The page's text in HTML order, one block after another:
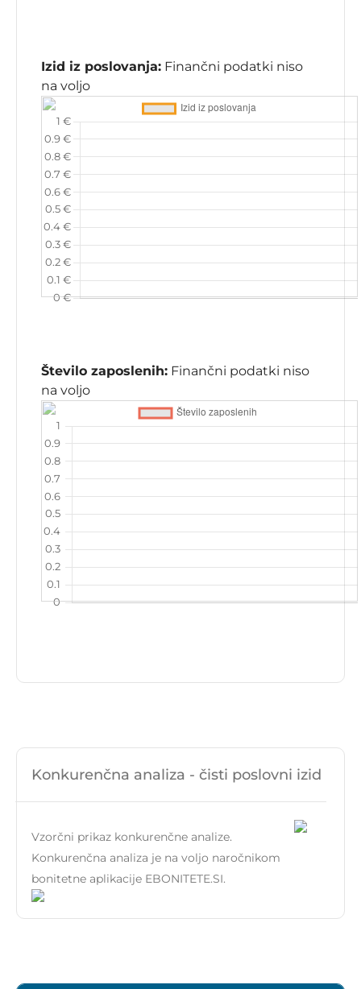
Izid iz poslovanja: Finančni podatki niso
na voljo
Število zaposlenih: Finančni podatki niso
na voljo
Konkurenčna analiza - čisti poslovni izid
Vzorčni prikaz konkurenčne analize.
Konkurenčna analiza je na voljo naročnikom
bonitetne aplikacije EBONITETE.SI.